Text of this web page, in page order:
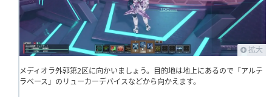
拡大
メディオラ外郭第2区に向かいましょう。目的地は地上にあるので「アルテ
ラベース」のリューカーデバイスなどから向かえます。